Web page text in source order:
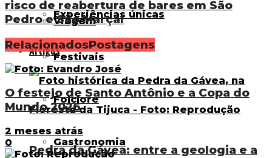
Viagem
Artigos
Pedra da Gávea: entre a geologia e a
Experiências únicas
Festivais
Folclore
Gastronomia
risco de reabertura de bares em São
Pedro e São Marçal
RelacionadosPostagens
O festejo de Santo Antônio e a Copa do
Mundo 2026
2 meses atrás
0